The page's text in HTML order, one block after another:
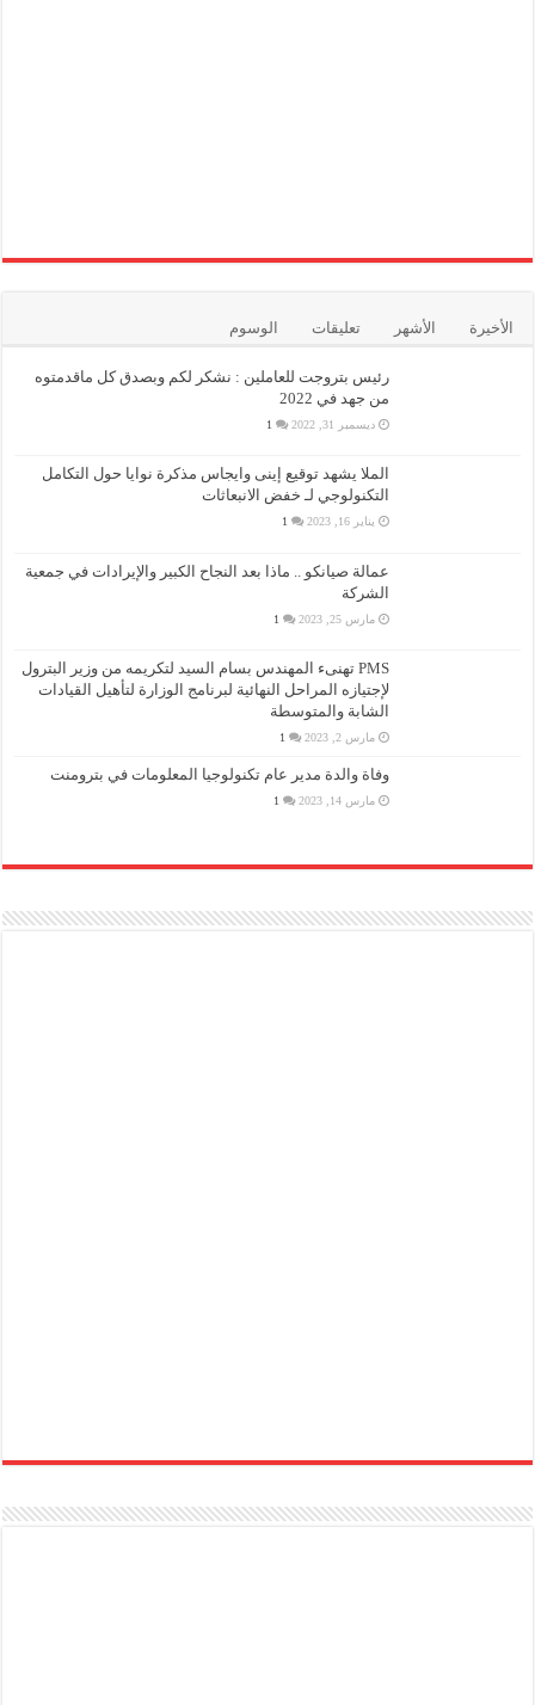
الأخيرة الأشهر تعليقات الوسوم
رئيس بتروجت للعاملين : نشكر لكم وبصدق كل ماقدمتوه
من جهد في 2022
ديسمبر 31, 2022 1
الملا يشهد توقيع إينى وايجاس مذكرة نوايا حول التكامل
التكنولوجي لـ خفض الانبعاثات
يناير 16, 2023 1
عمالة صيانكو .. ماذا بعد النجاح الكبير والإيرادات في جمعية
الشركة
مارس 25, 2023 1
PMS تهنىء المهندس بسام السيد لتكريمه من وزير البترول
لإجتيازه المراحل النهائية لبرنامج الوزارة لتأهيل القيادات
الشابة والمتوسطة
مارس 2, 2023 1
وفاة والدة مدير عام تكنولوجيا المعلومات في بترومنت
مارس 14, 2023 1